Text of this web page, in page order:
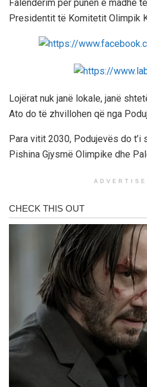
Falënderim për punën e madhe
Presidentit të Komitetit Olimpik
Lojërat nuk janë lokale, janë
Ato do të zhvillohen që nga
Para vitit 2030, Podujevës do
Pishina Gjysmë Olimpike dhe